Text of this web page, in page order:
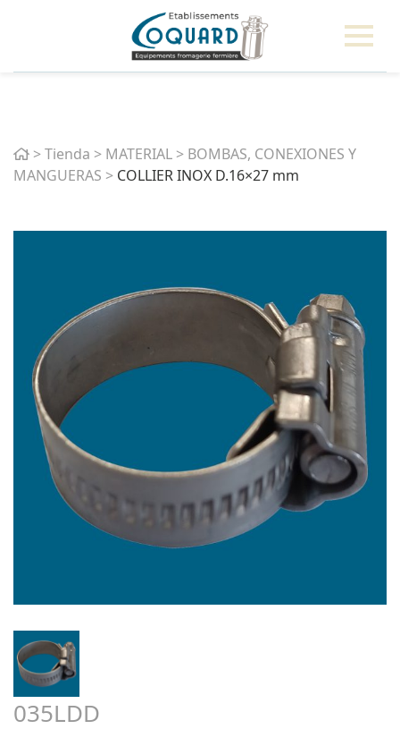
Home
>Tienda > MATERIAL > BOMBAS, CONEXIONES Y
MANGUERAS > COLLIER INOX D.16×27 mm
035LDD